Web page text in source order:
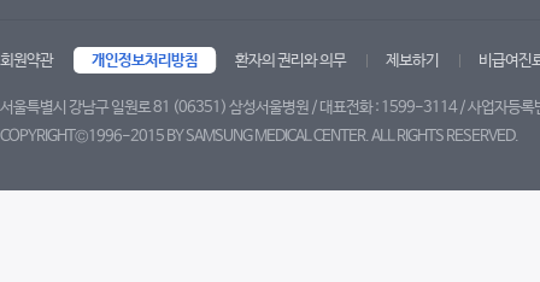
회원약관 개인정보처리방침 환자의 권리와 의무 제보하기 비급여진
서울특별시 강남구 일원로 81 (06351) 삼성서울병원 / 대표전화 : 1599-3114 / 사업자등
COPYRIGHT©1996-2015 BY SAMSUNG MEDICAL CENTER. ALL RIGHTS RESERVED.